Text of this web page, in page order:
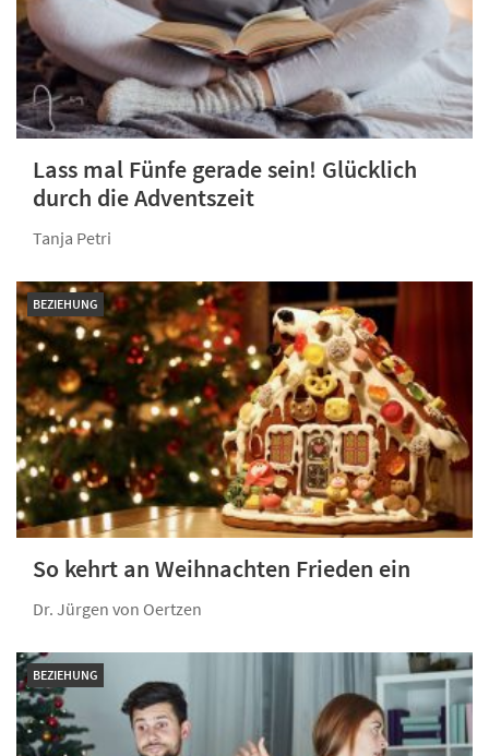
Lass mal Fünfe gerade sein! Glücklich
durch die Adventszeit
Tanja Petri
BEZIEHUNG
So kehrt an Weihnachten Frieden ein
Dr. Jürgen von Oertzen
BEZIEHUNG